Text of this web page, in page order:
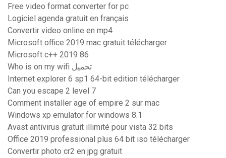
Free video format converter for pc
Logiciel agenda gratuit en français
Convertir video online en mp4
Microsoft office 2019 mac gratuit télécharger
Microsoft c++ 2019 86
Who is on my wifi تحميل
Internet explorer 6 sp1 64-bit edition télécharger
Can you escape 2 level 7
Comment installer age of empire 2 sur mac
Windows xp emulator for windows 8.1
Avast antivirus gratuit illimité pour vista 32 bits
Office 2019 professional plus 64 bit iso télécharger
Convertir photo cr2 en jpg gratuit